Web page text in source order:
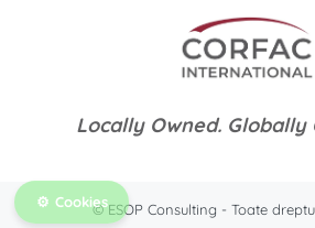
Locally Owned. Globally
© ESOP Consulting - Toate
Cookies